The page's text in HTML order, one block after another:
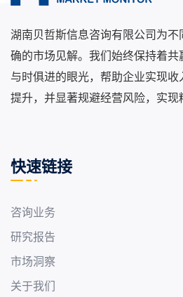
湖南贝哲斯信息咨询有限公司为
确的市场见解。我们始终保持着
与时俱进的眼光，帮助企业实现
提升，并显著规避经营风险，实现
快速链接
咨询业务
研究报告
市场洞察
关于我们